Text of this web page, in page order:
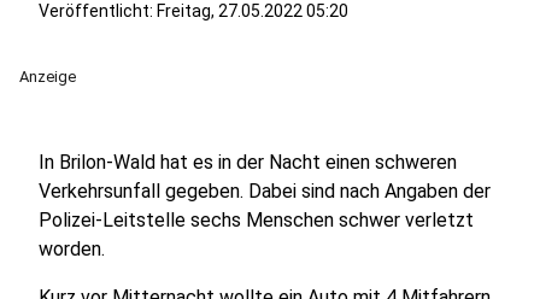
Veröffentlicht: Freitag, 27.05.2022 05:20
Anzeige
In Brilon-Wald hat es in der Nacht einen schweren
Verkehrsunfall gegeben. Dabei sind nach Angaben der
Polizei-Leitstelle sechs Menschen schwer verletzt
worden.